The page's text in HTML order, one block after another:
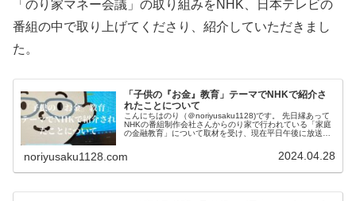
「のり家マネー会議」の取り組みをNHK、日本テレビの
番組の中で取り上げてくださり、紹介していただきまし
た。
「子供の『お金』教育」テーマでNHKで紹介さ
れたことについて
こんにちはのり（＠noriyusaku1128)です。 先日縁あって
NHKの番組制作会社さんからのり家で行われている「家庭
の金融教育」について取材を受け、現在平日午後に放送さ
noriyusaku1128.com 2024.04.28